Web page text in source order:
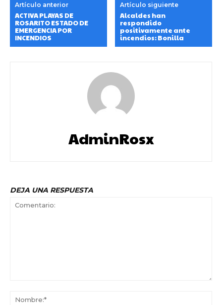
Artículo anterior
ACTIVA PLAYAS DE
ROSARITO ESTADO DE
EMERGENCIA POR
INCENDIOS
Artículo siguiente
Alcaldes han
respondido
positivamente ante
incendios: Bonilla
AdminRosx
DEJA UNA RESPUESTA